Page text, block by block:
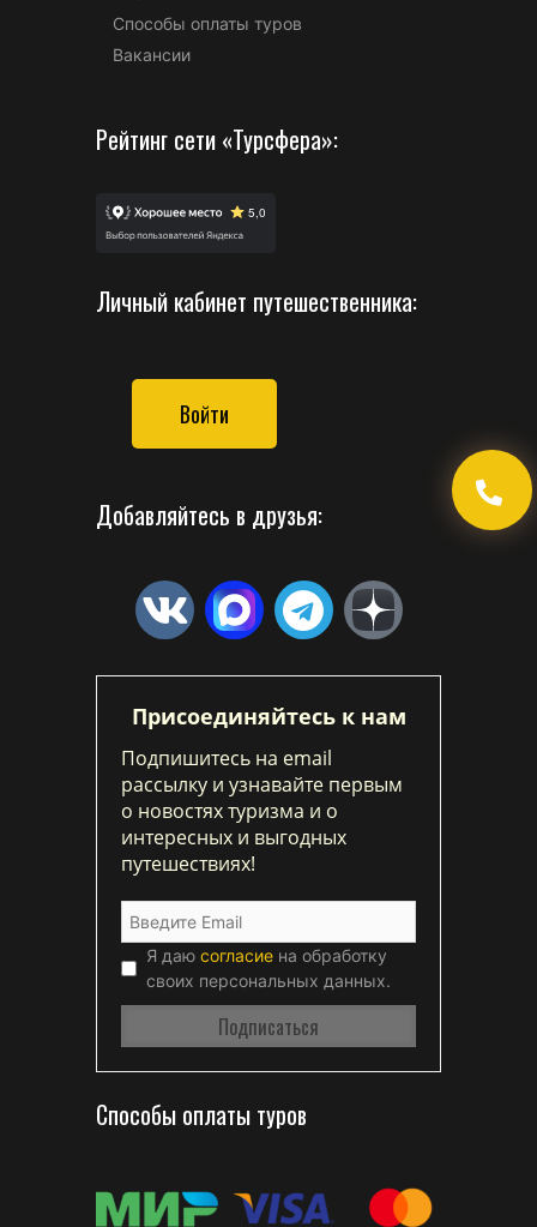
Способы оплаты туров
Вакансии
Рейтинг сети «Турсфера»:
Личный кабинет путешественника:
Войти
Добавляйтесь в друзья:
Присоединяйтесь к нам
Подпишитесь на email
рассылку и узнавайте первым
о новостях туризма и о
интересных и выгодных
путешествиях!
Я даю согласие на обработку
своих персональных данных.
Способы оплаты туров